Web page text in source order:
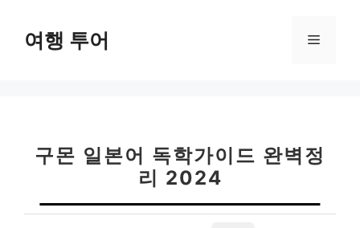
여행 투어 메
구몬 일본어 독학가이드 완벽정
리 2024